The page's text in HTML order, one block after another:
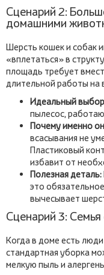
Сценарий 2:
домашними
Шерсть кошек и собак
«вплетаться» в
площадь требует
длительной работы на
Идеальный
пылесос,
Почему именно
всасывания не
Пластиковый
избавит от
Полезная деталь:
это
вычесывает
Сценарий 3:
Когда в доме есть
стандартная уборка
мелкую пыль и